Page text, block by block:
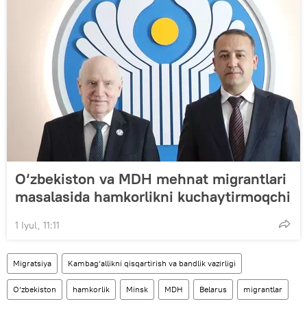
O‘zbekiston va MDH mehnat migrantlari
masalasida hamkorlikni kuchaytirmoqchi
1 Iyul, 11:11
Migratsiya Kambag‘allikni qisqartirish va bandlik vazirligi
O‘zbekiston hamkorlik Minsk MDH Belarus migrantlar